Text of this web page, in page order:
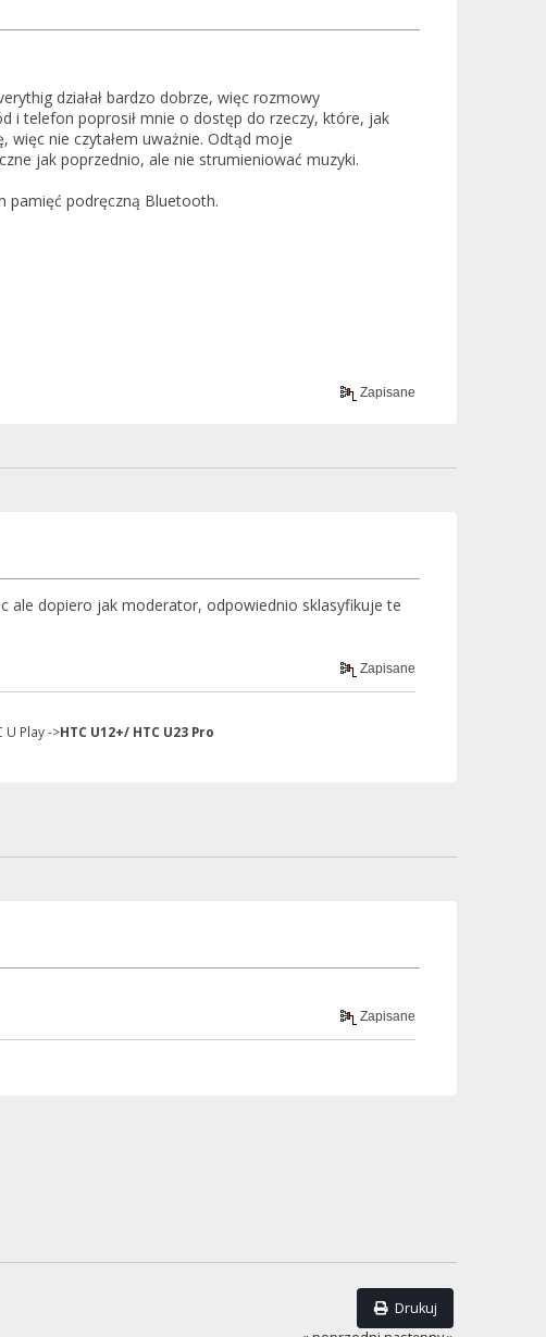
działał bardzo dobrze, więc rozmowy
i telefon poprosił mnie o dostęp do rzeczy, które, jak
więc nie czytałem uważnie. Odtąd moje
jak poprzednio, ale nie strumieniować muzyki.
pamięć podręczną Bluetooth.
Zapisane
ale dopiero jak moderator, odpowiednio sklasyfikuje te
Zapisane
U Play ->HTC U12+/ HTC U23 Pro
Zapisane
Drukuj